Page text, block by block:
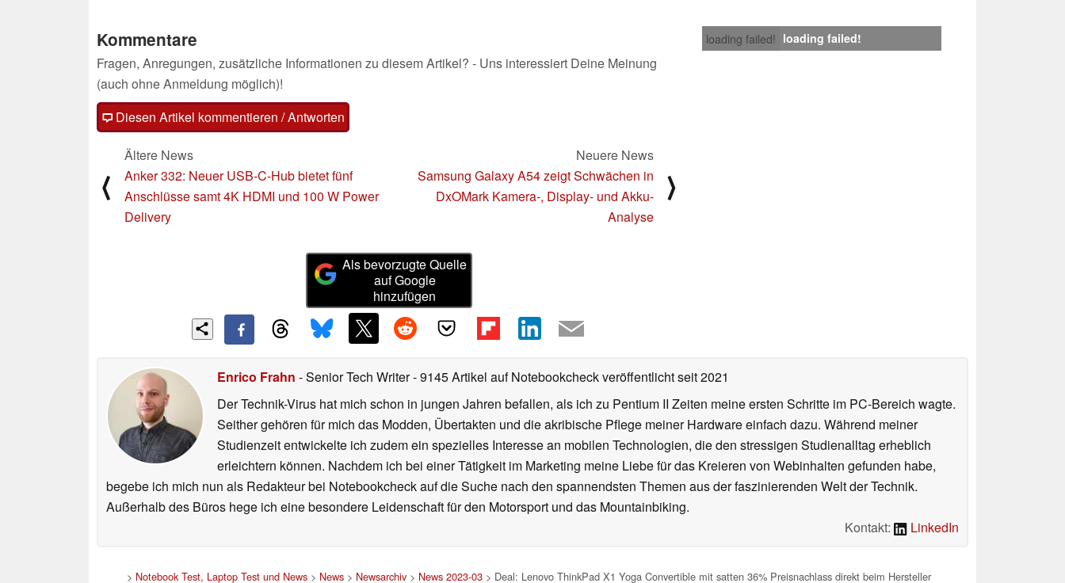
loading failed! loading failed!
Kommentare
Fragen, Anregungen, zusätzliche Informationen zu diesem Artikel? - Uns interessiert Deine Meinung
(auch ohne Anmeldung möglich)!
Diesen Artikel kommentieren / Antworten
⟨
Ältere News
Anker 332: Neuer USB-C-Hub bietet fünf
Anschlüsse samt 4K HDMI und 100 W Power
Delivery
Neuere News
Samsung Galaxy A54 zeigt Schwächen in
DxOMark Kamera-, Display- und Akku-
Analyse
⟩
Als bevorzugte Quelle
auf Google
hinzufügen
Enrico Frahn - Senior Tech Writer- 9145 Artikel auf Notebookcheck veröffentlichtseit 2021
Der Technik-Virus hat mich schon in jungen Jahren befallen, als ich zu Pentium II Zeiten meine ersten Schritte im PC-Bereich wagte.
Seither gehören für mich das Modden, Übertakten und die akribische Pflege meiner Hardware einfach dazu. Während meiner
Studienzeit entwickelte ich zudem ein spezielles Interesse an mobilen Technologien, die den stressigen Studienalltag erheblich
erleichtern können. Nachdem ich bei einer Tätigkeit im Marketing meine Liebe für das Kreieren von Webinhalten gefunden habe,
begebe ich mich nun als Redakteur bei Notebookcheck auf die Suche nach den spannendsten Themen aus der faszinierenden Welt der Technik.
Außerhalb des Büros hege ich eine besondere Leidenschaft für den Motorsport und das Mountainbiking.
Kontakt:
LinkedIn
> Notebook Test, Laptop Test und News> News> Newsarchiv> News 2023-03> Deal: Lenovo ThinkPad X1 Yoga Convertible mit satten 36% Preisnachlass direkt beim Hersteller